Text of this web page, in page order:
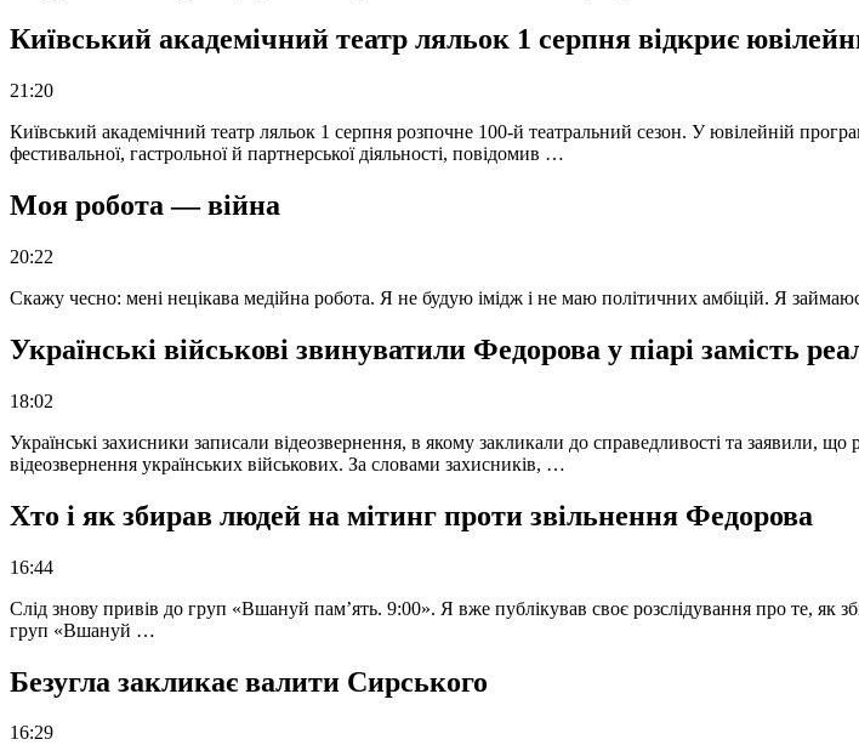
Київський академічний театр ляльок 1 серпня відкриє
21:20
Київський академічний театр ляльок 1 серпня розпочне 100-й театральний сезон. У ювілейній
фестивальної, гастрольної й партнерської діяльності, повідомив …
Моя робота — війна
20:22
Скажу чесно: мені нецікава медійна робота. Я не будую імідж і не маю політичних амбіцій. Я
Українські військові звинуватили Федорова у піарі замість
18:02
Українські захисники записали відеозвернення, в якому закликали до справедливості та заявили,
відеозвернення українських військових. За словами захисників, …
Хто і як збирав людей на мітинг проти звільнення Федорова
16:44
Слід знову привів до груп «Вшануй пам’ять. 9:00». Я вже публікував своє розслідування про те,
груп «Вшануй …
Безугла закликає валити Сирського
16:29